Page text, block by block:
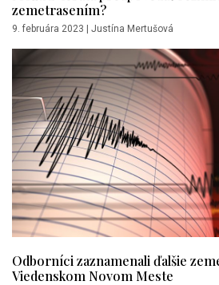
zemetrasením?
9. februára 2023 | Justína Mertušová
Odborníci zaznamenali ďalšie
Viedenskom Novom Meste